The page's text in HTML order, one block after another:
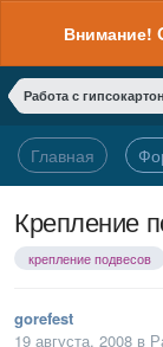
Внимание!
Работа с
Главная
Крепление
крепление подвесов
gorefest
19 августа, 2008 в